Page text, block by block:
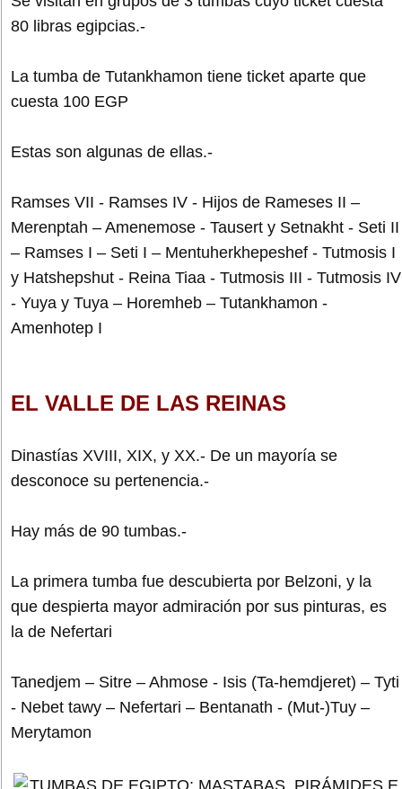
80 libras egipcias.-
La tumba de Tutankhamon tiene ticket aparte que
cuesta 100 EGP
Estas son algunas de ellas.-
Ramses VII - Ramses IV - Hijos de Rameses II –
Merenptah – Amenemose - Tausert y Setnakht - Seti II
– Ramses I – Seti I – Mentuherkhepeshef - Tutmosis I
y Hatshepshut - Reina Tiaa - Tutmosis III - Tutmosis IV
- Yuya y Tuya – Horemheb – Tutankhamon -
Amenhotep I
EL VALLE DE LAS REINAS
Dinastías XVIII, XIX, y XX.- De un mayoría se
desconoce su pertenencia.-
Hay más de 90 tumbas.-
La primera tumba fue descubierta por Belzoni, y la
que despierta mayor admiración por sus pinturas, es
la de Nefertari
Tanedjem – Sitre – Ahmose - Isis (Ta-hemdjeret) – Tyti
- Nebet tawy – Nefertari – Bentanath - (Mut-)Tuy –
Merytamon